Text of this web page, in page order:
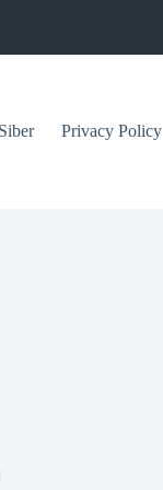
Privacy Policy